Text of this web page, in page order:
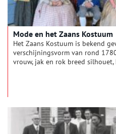
Mode en het Zaans Kostuum
Het Zaans Kostuum is bekend
verschijningsvorm van rond
vrouw, jak en rok breed
de tijd rond 1780. Uit deze
geweest en is ook de meeste
Zaans Museum heeft een